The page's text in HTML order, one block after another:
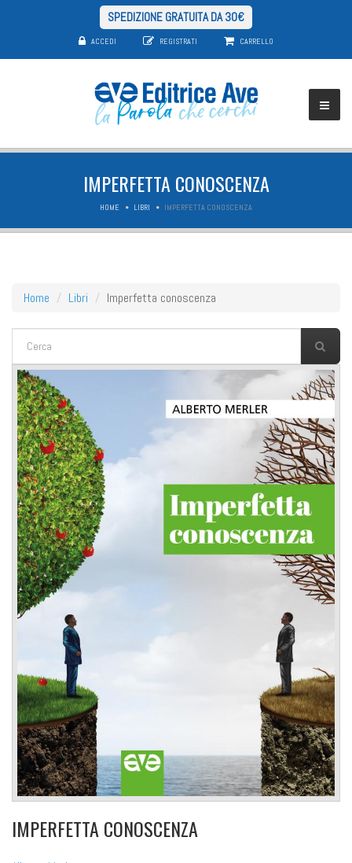
SPEDIZIONE GRATUITA DA 30€
ACCEDI REGISTRATI CARRELLO
IMPERFETTA CONOSCENZA
HOME LIBRI IMPERFETTA CONOSCENZA
Home Libri Imperfetta conoscenza
FORM DI RICERCA
IMPERFETTA CONOSCENZA